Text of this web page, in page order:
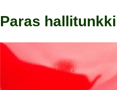
Paras